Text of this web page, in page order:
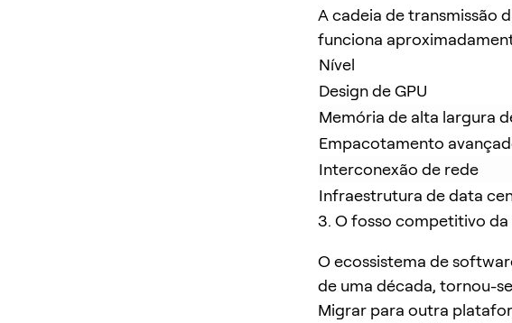
A cadeia de transmissão
funciona
Nível
Design de GPU
Memória de alta largura
Empacotamento
Interconexão de rede
Infraestrutura de data
3. O fosso competitivo da
O ecossistema de
de uma década, tornou-
Migrar para outra